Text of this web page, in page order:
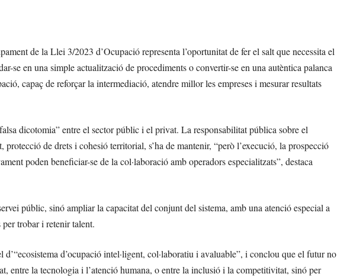
de la Llei 3/2023 d’Ocupació representa l’oportunitat de fer el salt que necessita el
se en una simple actualització de procediments o convertir-se en una autèntica palanca
capaç de reforçar la intermediació, atendre millor les empreses i mesurar resultats
dicotomia” entre el sector públic i el privat. La responsabilitat pública sobre el
protecció de drets i cohesió territorial, s’ha de mantenir, “però l’execució, la prospecció
poden beneficiar-se de la col·laboració amb operadors especialitzats”, destaca
públic, sinó ampliar la capacitat del conjunt del sistema, amb una atenció especial a
trobar i retenir talent.
d’ocupació intel·ligent, col·laboratiu i avaluable”, i conclou que el futur no
entre la tecnologia i l’atenció humana, o entre la inclusió i la competitivitat, sinó per